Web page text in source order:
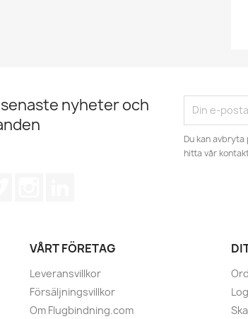
senaste nyheter och
Du kan
hitta vår
VÅRT FÖRETAG
Leveransvillkor
Försäljningsvillkor
Om Flugbindning.com